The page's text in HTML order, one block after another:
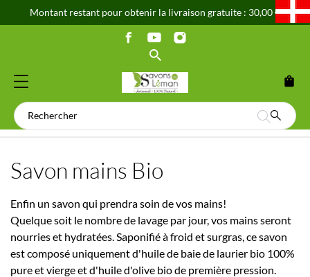
Montant restant pour obtenir la livraison gratuite : 30,00 €
shopping_bag
Savon mains Bio
Enfin un savon qui prendra soin de vos mains!
Quelque soit le nombre de lavage par jour, vos mains seront
nourries et hydratées. Saponifié à froid et surgras, ce savon
est composé uniquement d'huile de baie de laurier bio 100%
pure et vierge et d'huile d'olive bio de première pression.